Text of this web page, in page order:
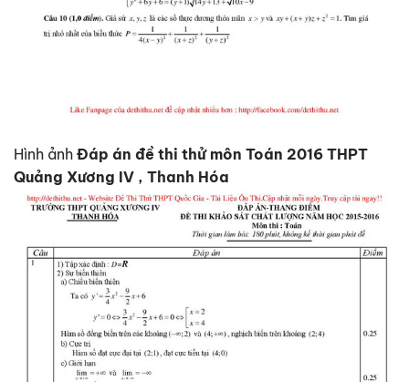
Hình ảnh Đáp án đề thi thử môn Toán 2016 THPT
Quảng Xương IV , Thanh Hóa